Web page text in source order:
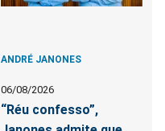
ANDRÉ JANONES
06/08/2026
“Réu confesso”,